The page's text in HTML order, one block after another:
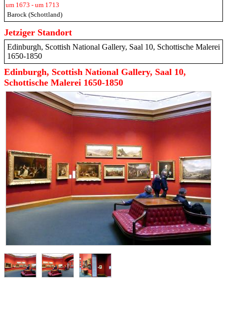
um 1673 - um 1713
Barock (Schottland)
Jetziger Standort
Edinburgh, Scottish National Gallery, Saal 10, Schottische Malerei
1650-1850
Edinburgh, Scottish National Gallery, Saal 10,
Schottische Malerei 1650-1850